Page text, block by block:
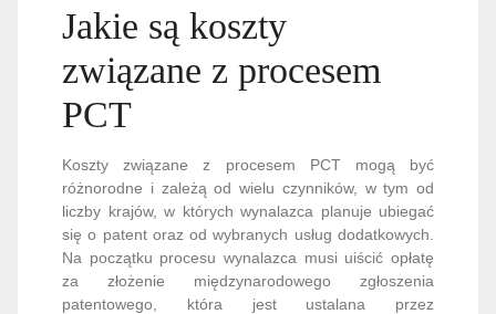
Jakie są koszty
związane z procesem
PCT
Koszty związane z procesem PCT mogą być
różnorodne i zależą od wielu czynników, w tym od
liczby krajów, w których wynalazca planuje ubiegać
się o patent oraz od wybranych usług dodatkowych.
Na początku procesu wynalazca musi uiścić opłatę
za złożenie międzynarodowego zgłoszenia
patentowego, która jest ustalana przez